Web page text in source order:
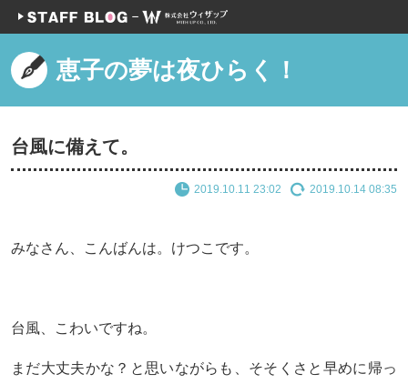
恵子の夢は夜ひらく！
台風に備えて。
2019.10.11 23:02 2019.10.14 08:35
みなさん、こんばんは。けつこです。
台風、こわいですね。
まだ大丈夫かな？と思いながらも、そそくさと早めに帰っ